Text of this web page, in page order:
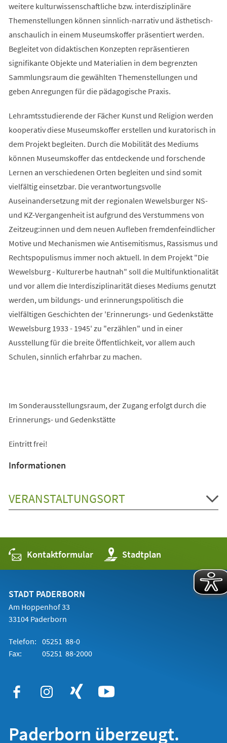
weitere kulturwissenschaftliche bzw. interdisziplinäre
Themenstellungen können sinnlich-narrativ und ästhetisch-
anschaulich in einem Museumskoffer präsentiert werden.
Begleitet von didaktischen Konzepten repräsentieren
signifikante Objekte und Materialien in dem begrenzten
Sammlungsraum die gewählten Themenstellungen und
geben Anregungen für die pädagogische Praxis.
Lehramtsstudierende der Fächer Kunst und Religion werden
kooperativ diese Museumskoffer erstellen und kuratorisch in
dem Projekt begleiten. Durch die Mobilität des Mediums
können Museumskoffer das entdeckende und forschende
Lernen an verschiedenen Orten begleiten und sind somit
vielfältig einsetzbar. Die verantwortungsvolle
Auseinandersetzung mit der regionalen Wewelsburger NS-
und KZ-Vergangenheit ist aufgrund des Verstummens von
Zeitzeug:innen und dem neuen Aufleben fremdenfeindlicher
Motive und Mechanismen wie Antisemitismus, Rassismus und
Rechtspopulismus immer noch aktuell. In dem Projekt "Die
Wewelsburg - Kulturerbe hautnah" soll die Multifunktionalität
und vor allem die Interdisziplinarität dieses Mediums genutzt
werden, um bildungs- und erinnerungspolitisch die
vielfältigen Geschichten der 'Erinnerungs- und Gedenkstätte
Wewelsburg 1933 - 1945' zu "erzählen" und in einer
Ausstellung für die breite Öffentlichkeit, vor allem auch
Schulen, sinnlich erfahrbar zu machen.
Im Sonderausstellungsraum, der Zugang erfolgt durch die
Erinnerungs- und Gedenkstätte
Eintritt frei!
Informationen
VERANSTALTUNGSORT
Kontaktformular Stadtplan
(Öffnet
in
einem
STADT PADERBORN
Am Hoppenhof 33
33104 Paderborn
Telefon: 05251 88-0
Fax:
05251 88-2000
Paderborn überzeugt.